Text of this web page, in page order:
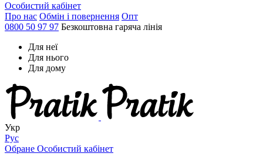
Особистий кабінет
Про нас Обмін і повернення Опт
0800 50 97 97 Безкоштовна гаряча лінія
Для неї
Для нього
Для дому
Укр
Рус
Обране Особистий кабінет